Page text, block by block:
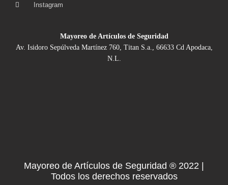
Instagram
Mayoreo de Artículos de Seguridad
Av. Isidoro Sepúlveda Martínez 760, Titan S.a., 66633 Cd Apodaca,
N.L.
Mayoreo de Artículos de Seguridad ® 2022 |
Todos los derechos reservados